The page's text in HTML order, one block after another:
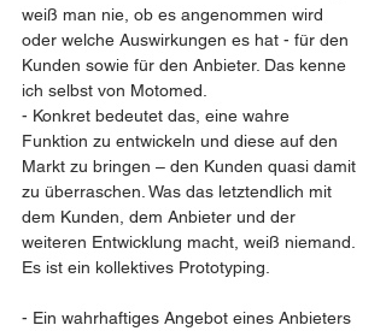
weiß man nie, ob es angenommen wird
oder welche Auswirkungen es hat - für den
Kunden sowie für den Anbieter. Das kenne
ich selbst von Motomed.
- Konkret bedeutet das, eine wahre
Funktion zu entwickeln und diese auf den
Markt zu bringen – den Kunden quasi damit
zu überraschen. Was das letztendlich mit
dem Kunden, dem Anbieter und der
weiteren Entwicklung macht, weiß niemand.
Es ist ein kollektives Prototyping.
- Ein wahrhaftiges Angebot eines Anbieters